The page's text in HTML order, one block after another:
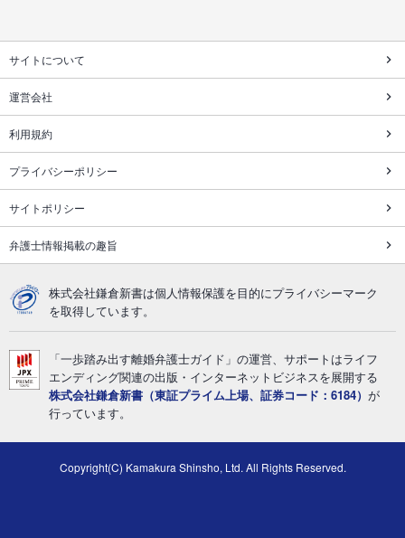
サイトについて
運営会社
利用規約
プライバシーポリシー
サイトポリシー
弁護士情報掲載の趣旨
株式会社鎌倉新書は個人情報保護を目的にプライバシーマーク
を取得しています。
「一歩踏み出す離婚弁護士ガイド」の運営、サポートはライフ
エンディング関連の出版・インターネットビジネスを展開する
株式会社鎌倉新書（東証プライム上場、証券コード：6184） が
行っています。
Copyright(C) Kamakura Shinsho, Ltd. All Rights Reserved.